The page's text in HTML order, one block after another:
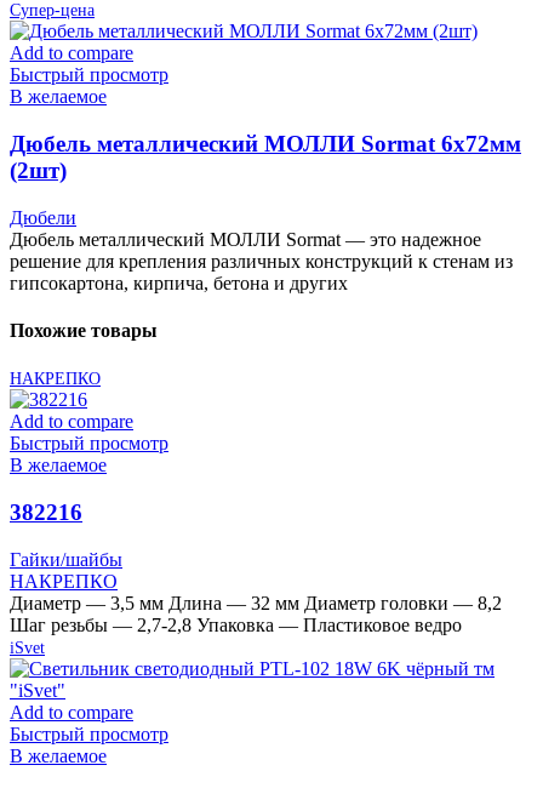
Супер-цена
Add to compare
Быстрый просмотр
В желаемое
Дюбель металлический МОЛЛИ Sormat 6х72мм
(2шт)
Дюбели
Дюбель металлический МОЛЛИ Sormat — это надежное
решение для крепления различных конструкций к стенам из
гипсокартона, кирпича, бетона и других
Похожие товары
НАКРЕПКО
Add to compare
Быстрый просмотр
В желаемое
382216
Гайки/шайбы
НАКРЕПКО
Диаметр — 3,5 мм Длина — 32 мм Диаметр головки — 8,2
Шаг резьбы — 2,7-2,8 Упаковка — Пластиковое ведро
iSvet
Add to compare
Быстрый просмотр
В желаемое